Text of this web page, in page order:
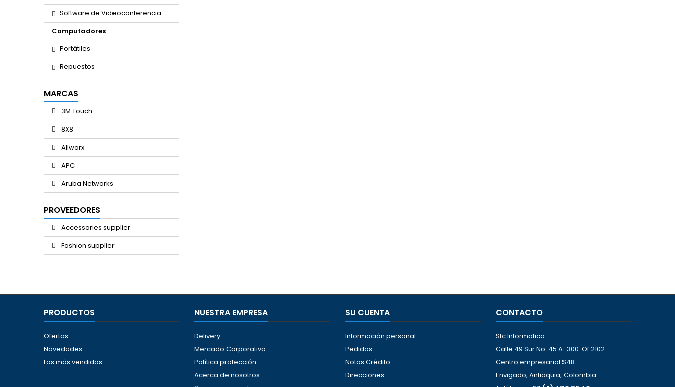
Software de Videoconferencia
Computadores
Portátiles
Repuestos
MARCAS
3M Touch
8X8
Allworx
APC
Aruba Networks
PROVEEDORES
Accessories supplier
Fashion supplier
PRODUCTOS
Ofertas
Novedades
Los más vendidos
NUESTRA EMPRESA
Delivery
Mercado Corporativo
Política protección
Acerca de nosotros
SU CUENTA
Información personal
Pedidos
Notas Crédito
Direcciones
CONTACTO
Stc Informatica
Calle 49 Sur No. 45 A-300. Of 2102
Centro empresarial S48
Envigado, Antioquia, Colombia